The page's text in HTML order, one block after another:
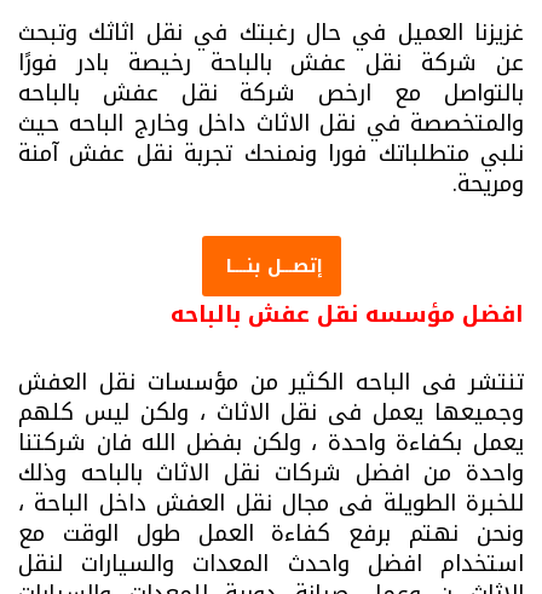
غزيزنا العميل في حال رغبتك في نقل اثاثك وتبحث
عن شركة نقل عفش بالباحة رخيصة بادر فورًا
بالتواصل مع ارخص شركة نقل عفش بالباحه
والمتخصصة في نقل الاثاث داخل وخارج الباحه حيث
نلبي متطلباتك فورا ونمنحك تجربة نقل عفش آمنة
ومريحة.
إتصـــل بنــــا
افضل مؤسسه نقل عفش بالباحه
تنتشر فى الباحه الكثير من مؤسسات نقل العفش
وجميعها يعمل فى نقل الاثاث ، ولكن ليس كلهم
يعمل بكفاءة واحدة ، ولكن بفضل الله فان شركتنا
واحدة من افضل شركات نقل الاثاث بالباحه وذلك
للخبرة الطويلة فى مجال نقل العفش داخل الباحة ،
ونحن نهتم برفع كفاءة العمل طول الوقت مع
استخدام افضل واحدث المعدات والسيارات لنقل